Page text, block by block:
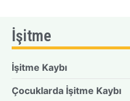
İşitme
İşitme Kaybı
Çocuklarda İşitme Kaybı